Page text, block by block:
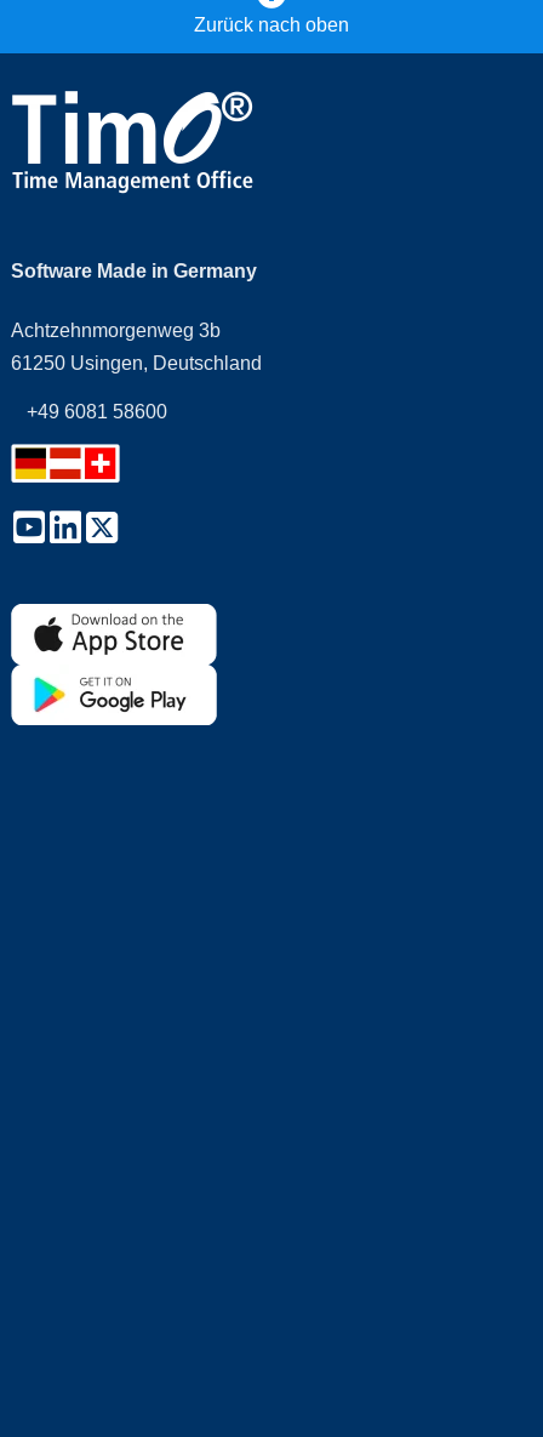
Zurück nach oben
Software Made in Germany
Achtzehnmorgenweg 3b
61250 Usingen, Deutschland
+49 6081 58600